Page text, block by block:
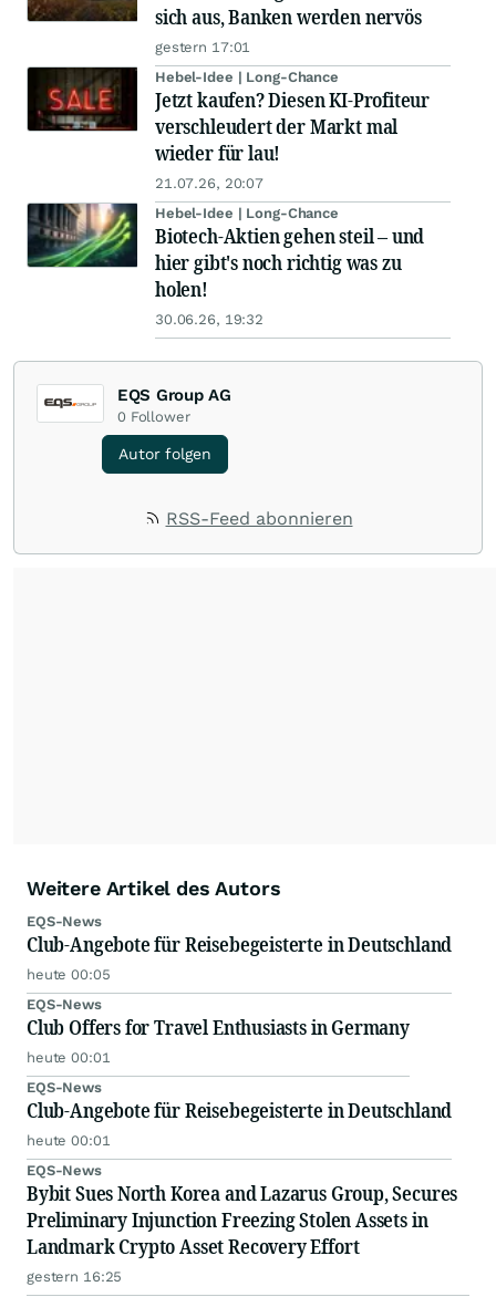
sich aus, Banken werden nervös
gestern 17:01
Hebel-Idee | Long-Chance
Jetzt kaufen? Diesen KI-Profiteur
verschleudert der Markt mal
wieder für lau!
21.07.26, 20:07
Hebel-Idee | Long-Chance
Biotech-Aktien gehen steil – und
hier gibt's noch richtig was zu
holen!
30.06.26, 19:32
EQS Group AG
0 Follower
Autor folgen
RSS-Feed abonnieren
Weitere Artikel des Autors
EQS-News
Club-Angebote für Reisebegeisterte in Deutschland
heute 00:05
EQS-News
Club Offers for Travel Enthusiasts in Germany
heute 00:01
EQS-News
Club-Angebote für Reisebegeisterte in Deutschland
heute 00:01
EQS-News
Bybit Sues North Korea and Lazarus Group, Secures
Preliminary Injunction Freezing Stolen Assets in
Landmark Crypto Asset Recovery Effort
gestern 16:25